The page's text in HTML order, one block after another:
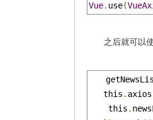
Vue. use(
之后就可以
   this
. axios
    this
.